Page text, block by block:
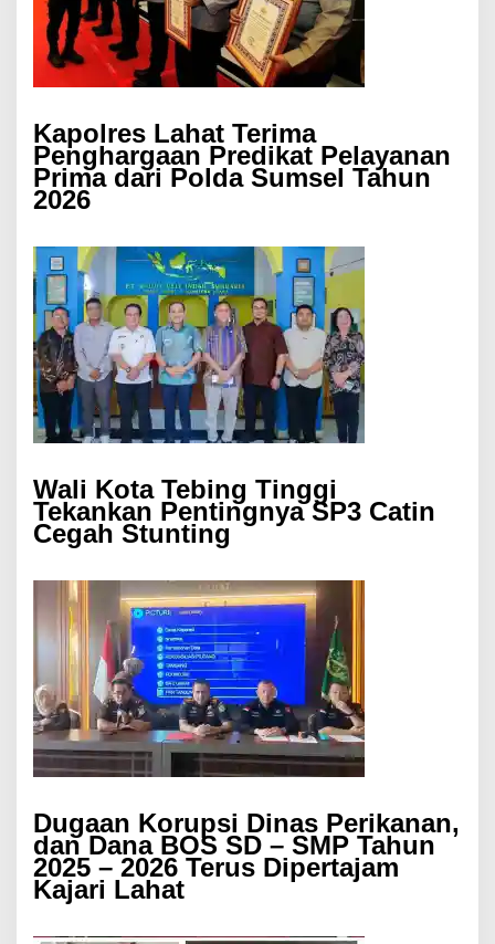
Kapolres Lahat Terima
Penghargaan Predikat Pelayanan
Prima dari Polda Sumsel Tahun
2026
Wali Kota Tebing Tinggi
Tekankan Pentingnya SP3 Catin
Cegah Stunting
Dugaan Korupsi Dinas Perikanan,
dan Dana BOS SD – SMP Tahun
2025 – 2026 Terus Dipertajam
Kajari Lahat